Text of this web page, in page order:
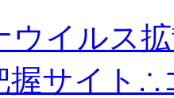
ウイルス
握サイト